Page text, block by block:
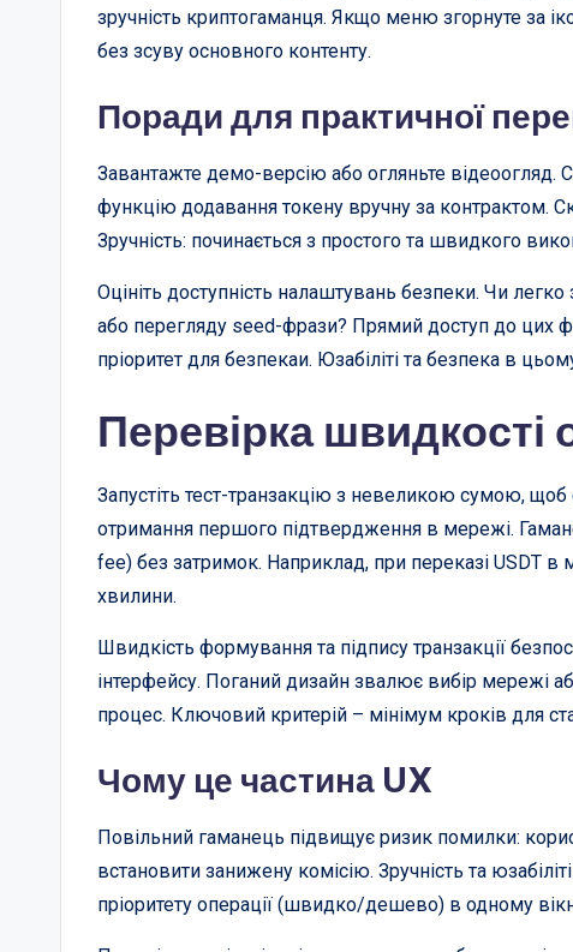
зручність криптогаманця. Якщо меню згорнуте за
без зсуву основного контенту.
Поради для практичної
Завантажте демо-версію або огляньте відеоогляд.
функцію додавання токену вручну за контрактом.
Зручність: починається з простого та швидкого
Оцініть доступність налаштувань безпеки. Чи
або перегляду seed-фрази? Прямий доступ до цих
пріоритет для безпекаи. Юзабіліті та безпека в
Перевірка швидкості
Запустіть тест-транзакцію з невеликою сумою, щоб
отримання першого підтвердження в мережі.
fee) без затримок. Наприклад, при переказі USDT
хвилини.
Швидкість формування та підпису транзакції
інтерфейсу. Поганий дизайн звалює вибір мережі
процес. Ключовий критерій – мінімум кроків для
Чому це частина UX
Повільний гаманець підвищує ризик помилки:
встановити занижену комісію. Зручність та
пріоритету операції (швидко/дешево) в одному